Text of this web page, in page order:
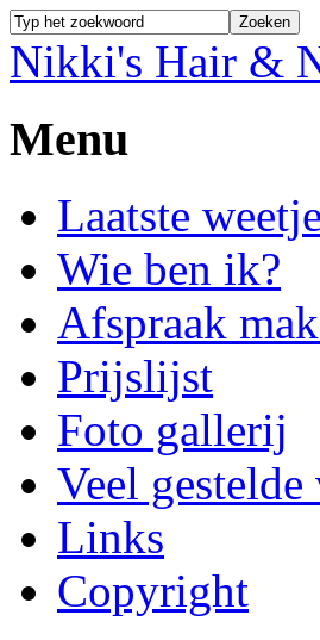
Nikki's Hair &
Menu
Laatste
Wie ben ik?
Afspraak
Prijslijst
Foto gallerij
Veel gestelde
Links
Copyright